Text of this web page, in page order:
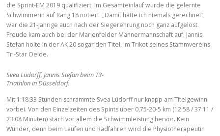
die Sprint-EM 2019 qualifiziert. Im Gesamteinlauf wurde die gelernte
Schwimmerin auf Rang 18 notiert. „Damit hätte ich niemals gerechnet“,
war die 21-Jährige auch nach der Siegerehrung noch ganz aufgelöst.
Freude kam auch bei der Marienfelder Männermannschaft auf: Jannis
Stefan holte in der AK 20 sogar den Titel, im Trikot seines Stammvereins
Tri-Star Oelde.
Svea Lüdorff, Jannis Stefan beim T3-
Triathlon in Düsseldorf.
Mit 1:18:33 Stunden schrammte Svea Lüdorff nur knapp am Titelgewinn
vorbei. Von den Einzelzeiten des Spints über 0,75-20-5 km (12:58 / 37:11 /
23:08 Minuten) stach vor allem die Schwimmleistung hervor. Kein
Wunder, denn beim Laufen und Radfahren wird die Physiotherapeutin